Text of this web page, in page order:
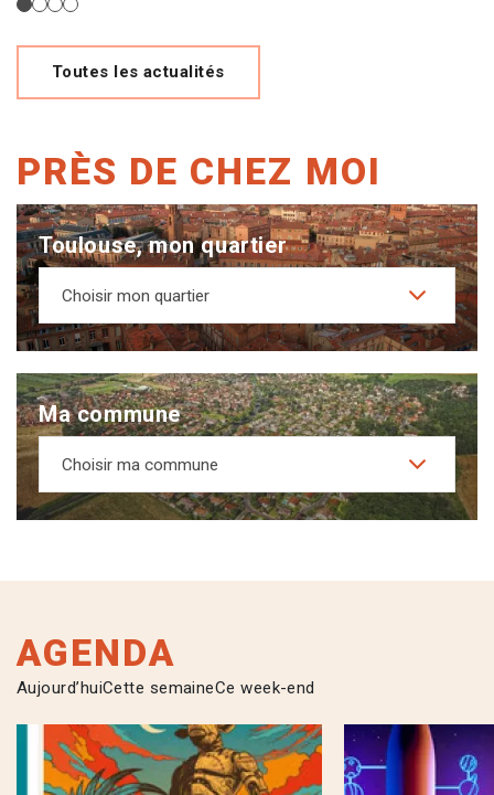
Toutes les actualités
PRÈS DE CHEZ MOI
Toulouse, mon quartier
Choisir mon quartier
Ma commune
Choisir ma commune
AGENDA
Aujourd’huiCette semaineCe week-end